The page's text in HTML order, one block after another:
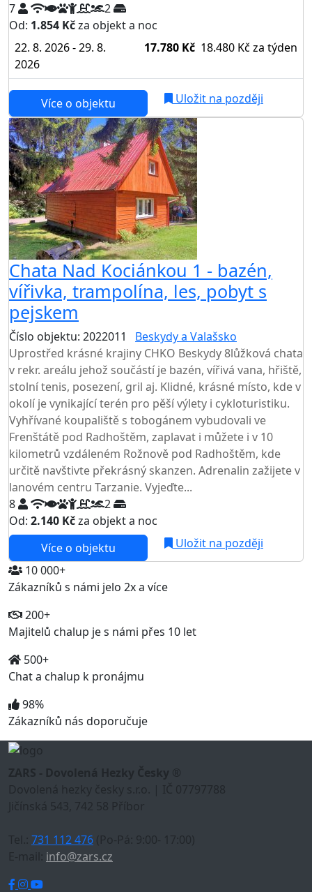
7
2
Od: 1.854 Kčza objekt a noc
22. 8. 2026 - 29. 8.
2026
17.780 Kč 18.480 Kč za týden
Více o objektu Uložit na později
Chata Nad Kociánkou 1 - bazén,
vířivka, trampolína, les, pobyt s
pejskem
Číslo objektu: 2022011
Beskydy a Valašsko
Uprostřed krásné krajiny CHKO Beskydy 8lůžková chata
v rekr. areálu jehož součástí je bazén, vířivá vana, hřiště,
stolní tenis, posezení, gril aj. Klidné, krásné místo, kde v
okolí je vynikající terén pro pěší výlety i cykloturistiku.
Vyhřívané koupaliště s tobogánem vybudovali ve
Frenštátě pod Radhoštěm, zaplavat i můžete i v 10
kilometrů vzdáleném Rožnově pod Radhoštěm, kde
určitě navštivte překrásný skanzen. Adrenalin zažijete v
lanovém centru Tarzanie. Vyjeďte...
8
2
Od: 2.140 Kčza objekt a noc
Více o objektu
Uložit na později
10 000+
Zákazníků s námi jelo 2x a více
200+
Majitelů chalup je s námi přes 10 let
500+
Chat a chalup k pronájmu
98%
Zákazníků nás doporučuje
ZARS - Dovolená Hezky Česky ®
Dovolená hezky česky s.r.o. | IČ 07797788
Jičínská 543, 742 58 Příbor
Tel.: 731 112 476 (Po-Pá: 9:00- 17:00)
E-mail: info@zars.cz